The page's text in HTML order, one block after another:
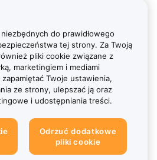
do prawidłowego
tej strony. Za Twoją
pliki cookie związane z
marketingiem i mediami
Twoje ustawienia,
ze strony, ulepszać ją oraz
i udostępniania treści.
Odrzuć dodatkowe
pliki cookie